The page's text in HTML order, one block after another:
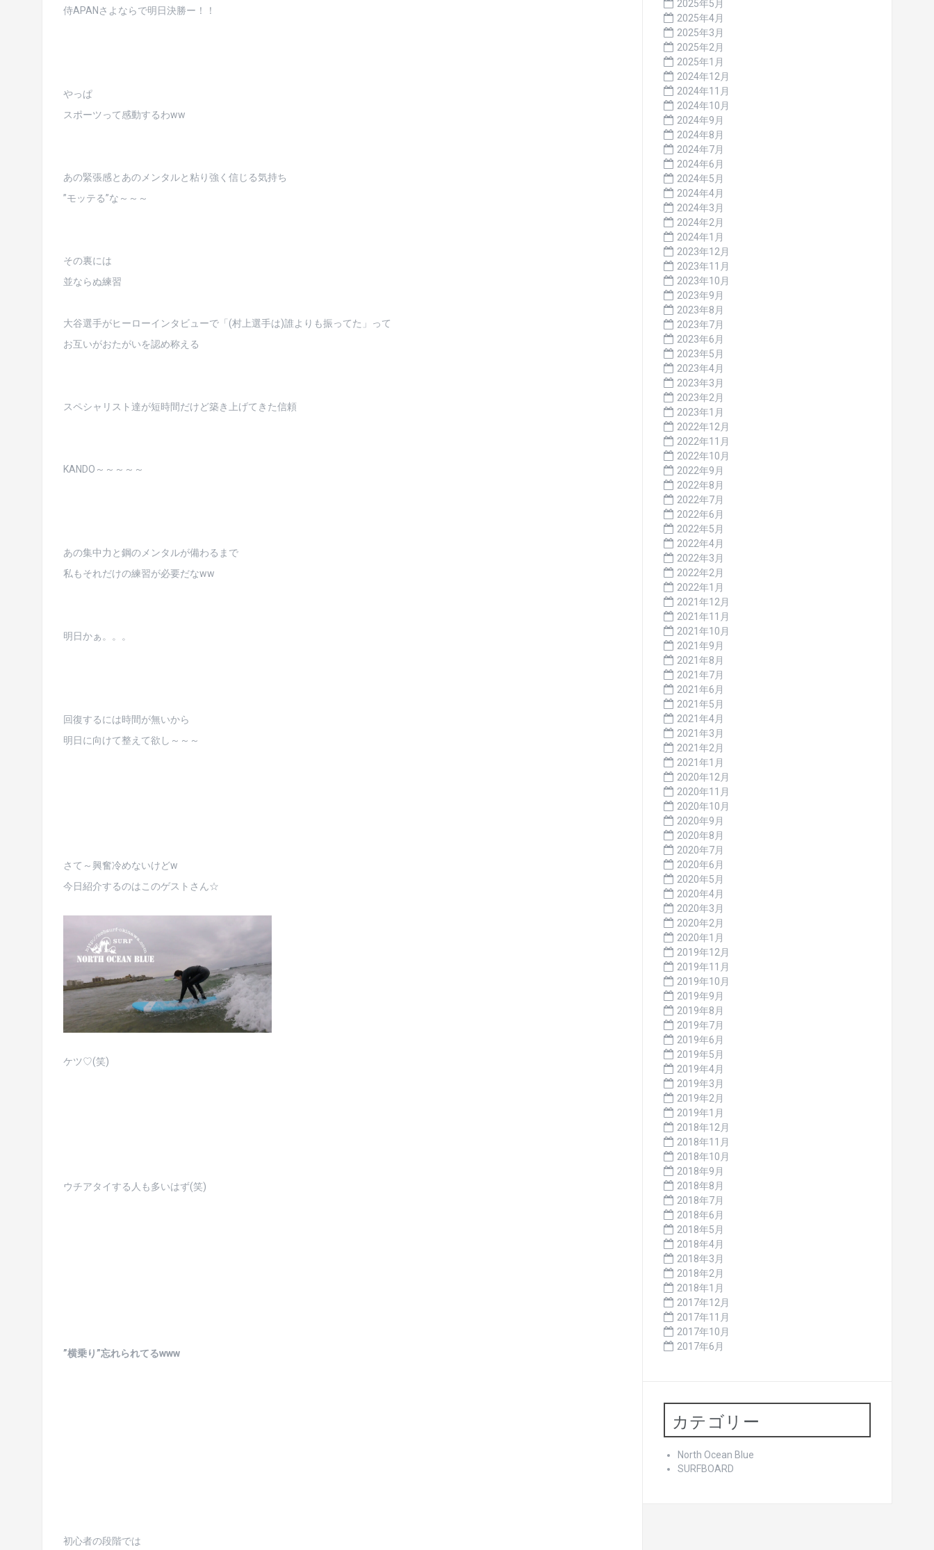
侍APANさよならで明日決勝ー！！
やっぱ
スポーツって感動するわww
あの緊張感とあのメンタルと粘り強く信じる気持ち
”モッテる”な～～～
その裏には
並ならぬ練習
大谷選手がヒーローインタビューで「(村上選手は)誰よりも振ってた」って
お互いがおたがいを認め称える
スペシャリスト達が短時間だけど築き上げてきた信頼
KANDO～～～～～
あの集中力と鋼のメンタルが備わるまで
私もそれだけの練習が必要だなww
明日かぁ。。。
回復するには時間が無いから
明日に向けて整えて欲し～～～
さて～興奮冷めないけどw
今日紹介するのはこのゲストさん☆
ケツ♡(笑)
ウチアタイする人も多いはず(笑)
”横乗り”忘れられてるwww
初心者の段階では
2025年5月
2025年4月
2025年3月
2025年2月
2025年1月
2024年12月
2024年11月
2024年10月
2024年9月
2024年8月
2024年7月
2024年6月
2024年5月
2024年4月
2024年3月
2024年2月
2024年1月
2023年12月
2023年11月
2023年10月
2023年9月
2023年8月
2023年7月
2023年6月
2023年5月
2023年4月
2023年3月
2023年2月
2023年1月
2022年12月
2022年11月
2022年10月
2022年9月
2022年8月
2022年7月
2022年6月
2022年5月
2022年4月
2022年3月
2022年2月
2022年1月
2021年12月
2021年11月
2021年10月
2021年9月
2021年8月
2021年7月
2021年6月
2021年5月
2021年4月
2021年3月
2021年2月
2021年1月
2020年12月
2020年11月
2020年10月
2020年9月
2020年8月
2020年7月
2020年6月
2020年5月
2020年4月
2020年3月
2020年2月
2020年1月
2019年12月
2019年11月
2019年10月
2019年9月
2019年8月
2019年7月
2019年6月
2019年5月
2019年4月
2019年3月
2019年2月
2019年1月
2018年12月
2018年11月
2018年10月
2018年9月
2018年8月
2018年7月
2018年6月
2018年5月
2018年4月
2018年3月
2018年2月
2018年1月
2017年12月
2017年11月
2017年10月
2017年6月
カテゴリー
North Ocean Blue
SURFBOARD